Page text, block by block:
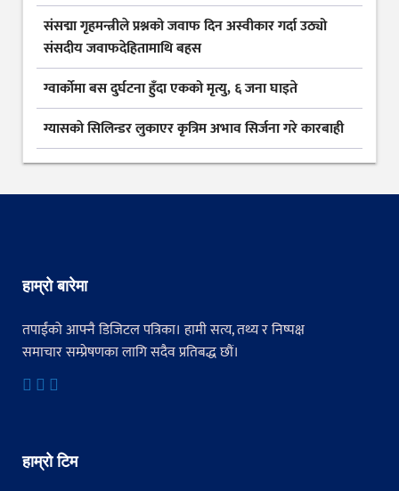
संसद्मा गृहमन्त्रीले प्रश्नको जवाफ दिन अस्वीकार गर्दा उठ्यो
संसदीय जवाफदेहितामाथि बहस
ग्वार्कोमा बस दुर्घटना हुँदा एकको मृत्यु, ६ जना घाइते
ग्यासकाे सिलिन्डर लुकाएर कृत्रिम अभाव सिर्जना गरे कारबाही
हाम्रो बारेमा
तपाईंको आफ्नै डिजिटल पत्रिका। हामी सत्य, तथ्य र निष्पक्ष
समाचार सम्प्रेषणका लागि सदैव प्रतिबद्ध छौं।
हाम्रो टिम